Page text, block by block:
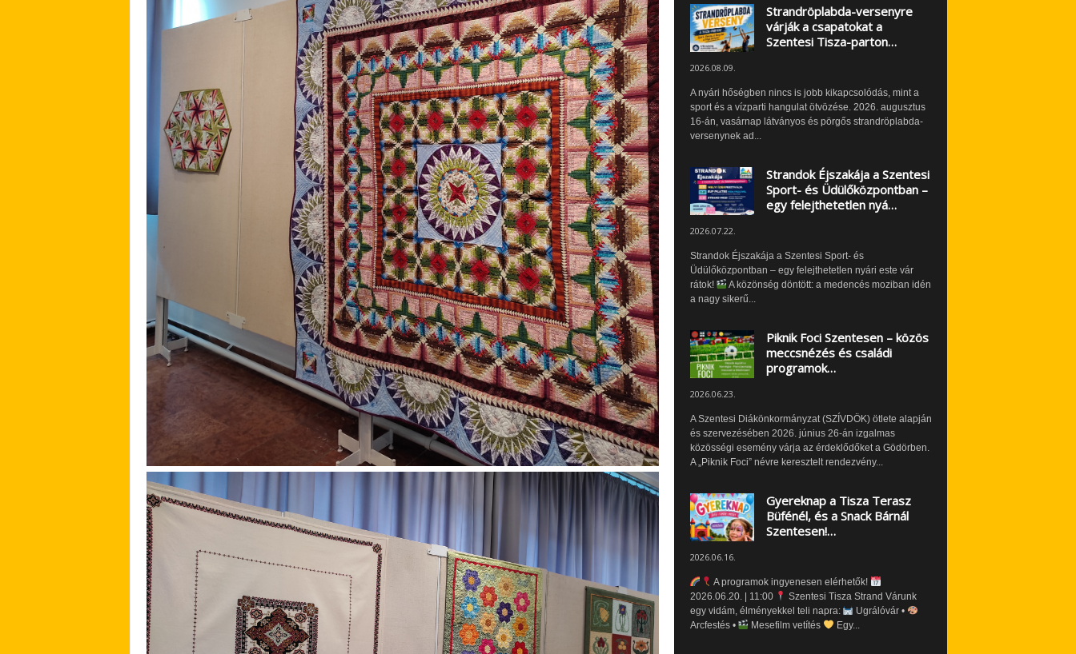
Strandröplabda-versenyre
várják a csapatokat a
Szentesi Tisza-parton…
2026.08.09.
A nyári hőségben nincs is jobb kikapcsolódás, mint a
sport és a vízparti hangulat ötvözése. 2026. augusztus
16-án, vasárnap látványos és pörgős strandröplabda-
versenynek ad...
Strandok Éjszakája a Szentesi
Sport- és Üdülőközpontban –
egy felejthetetlen nyá…
2026.07.22.
Strandok Éjszakája a Szentesi Sport- és
Üdülőközpontban – egy felejthetetlen nyári este vár
rátok!
A közönség döntött: a medencés moziban idén
a nagy sikerű...
Piknik Foci Szentesen – közös
meccsnézés és családi
programok…
2026.06.23.
A Szentesi Diákönkormányzat (SZÍVDÖK) ötlete alapján
és szervezésében 2026. június 26-án izgalmas
közösségi esemény várja az érdeklődőket a Gödörben.
A „Piknik Foci” névre keresztelt rendezvény...
Gyereknap a Tisza Terasz
Büfénél, és a Snack Bárnál
Szentesen!…
2026.06.16.
A programok ingyenesen elérhetők!
2026.06.20. | 11:00
Szentesi Tisza Strand Várunk
egy vidám, élményekkel teli napra:
Ugrálóvár •
Arcfestés •
Mesefilm vetítés Egy...